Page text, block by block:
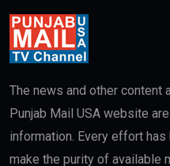
The news and other content
Punjab Mail USA website
information. Every effort has
make the purity of available